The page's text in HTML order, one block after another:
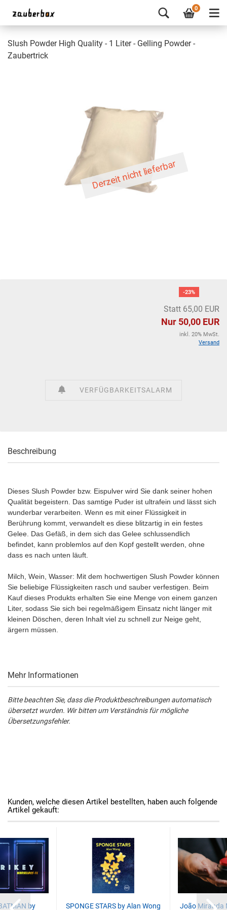
0
Slush Powder High Quality - 1 Liter - Gelling Powder -
Zaubertrick
Derzeit nicht lieferbar
-23%
Statt 65,00 EUR
Nur 50,00 EUR
inkl. 20% MwSt.
Versand
VERFÜGBARKEITSALARM
Beschreibung
Dieses Slush Powder bzw. Eispulver wird Sie dank seiner hohen
Qualität begeistern. Das samtige Puder ist ultrafein und lässt sich
wunderbar verarbeiten. Wenn es mit einer Flüssigkeit in
Berührung kommt, verwandelt es diese blitzartig in ein festes
Gelee. Das Gefäß, in dem sich das Gelee schlussendlich
befindet, kann problemlos auf den Kopf gestellt werden, ohne
dass es nach unten läuft.
Milch, Wein, Wasser: Mit dem hochwertigen Slush Powder können
Sie beliebige Flüssigkeiten rasch und sauber verfestigen. Beim
Kauf dieses Produkts erhalten Sie eine Menge von einem ganzen
Liter, sodass Sie sich bei regelmäßigem Einsatz nicht länger mit
kleinen Döschen, deren Inhalt viel zu schnell zur Neige geht,
ärgern müssen.
Mehr Informationen
Bitte beachten Sie, dass die Produktbeschreibungen automatisch
übersetzt wurden. Wir bitten um Verständnis für mögliche
Übersetzungsfehler.
Kunden, welche diesen Artikel bestellten, haben auch folgende
Artikel gekauft:
by
SPONGE STARS by Alan Wong
João Miranda